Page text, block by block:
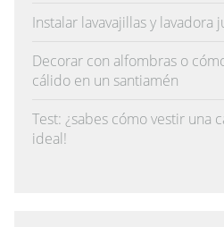
Instalar lavavajillas y lavadora
Decorar con alfombras o
cálido en un santiamén
Test: ¿sabes cómo vestir una
ideal!